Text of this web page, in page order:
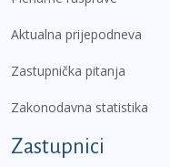
Aktualna prijepodneva
Zastupnička pitanja
Zakonodavna statistika
Zastupnici